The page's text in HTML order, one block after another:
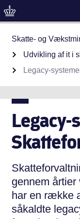
Skatte- og
Legacy-
Legacy-
gennem
har en række
såkaldte